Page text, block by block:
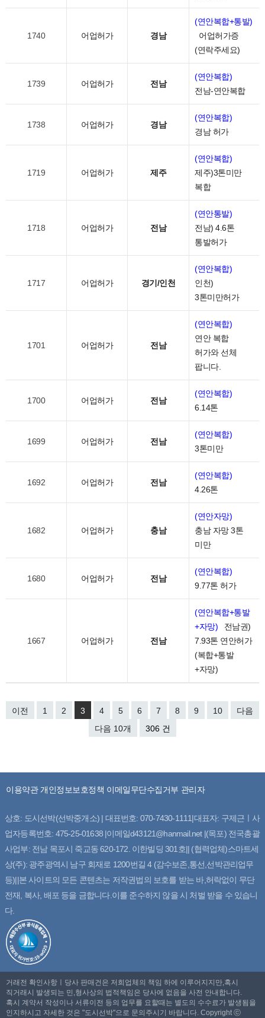
1740 어업허가 경남
(연안복합+통발)
어업허가증
(연락주세요)
1739 어업허가 전남
(연안복합)
전남-연안복합
1738 어업허가 경남
(연안복합)
경남 허가
1719 어업허가 제주
(연안복합)
제주)3톤미만
복합
1718 어업허가 전남
(연안통발)
전남) 4.6톤
통발허가
1717 어업허가 경기/인천
(연안복합)
인천)
3톤미만허가
1701 어업허가 전남
(연안복합)
연안 복합
허가와 선체
팝니다.
1700 어업허가 전남
(연안복합)
6.14톤
1699 어업허가 전남
(연안복합)
3톤미만
1692 어업허가 전남
(연안복합)
4.26톤
1682 어업허가 충남
(연안자망)
충남 자망 3톤
미만
1680 어업허가 전남
(연안복합)
9.77톤 허가
1667 어업허가 전남
(연안복합+통발
+자망)
전남권)
7.93톤 연안허가
(복합+통발
+자망)
이전 1 2 3 4 5 6 7 8 9 10
다음
다음 10개
306 건
이용약관 개인정보보호정책 이메일무단수집거부 관리자
상호: 도시선박(선박중개소) | 대표번호: 070-7430-1111|대표자: 구제근ㅣ사
업자등록번호: 475-25-01638 |이메일d43121@hanmail.net |(목포) 전국총괄
사업부: 전남 목포시 죽교동 620-172. 이한빌딩 301호|| (협력업체)스마트세
상(주): 광주광역시 남구 회재로 1200번길 4 (감수보존,통선,선박관리업무
등)||본 사이트의 모든 콘텐츠는 저작권법의 보호를 받는 바,허락없이 무단
전재, 복사, 배포 등을 금합니다.이를 준수하지 않을 시 처벌 받을 수 있습니
다.
거래전 확인사항ㅣ당사 판매건은 저희업체의 책임 하에 이루어지지만,혹시
직거래시 발생되는 민,형사상의 법적책임은 당사에 없음을 사전 안내합니다.
혹시 계약서 작성이나 서류이전 등의 업무를 요할때는 별도의 수수료가 발생됨을
인지하시고 자세한 것은 "도시선박"으로 문의주시기 바랍니다. Copyright ⓒ